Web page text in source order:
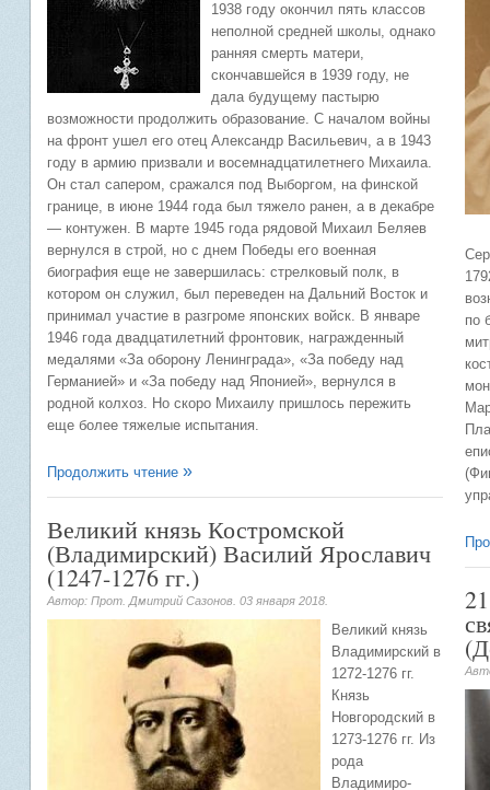
1938 году окончил пять классов
неполной средней школы, однако
ранняя смерть матери,
скончавшейся в 1939 году, не
дала будущему пастырю
возможности продолжить образование. С началом войны
на фронт ушел его отец Александр Васильевич, а в 1943
году в армию призвали и восемнадцатилетнего Михаила.
Он стал сапером, сражался под Выборгом, на финской
границе, в июне 1944 года был тяжело ранен, а в декабре
— контужен. В марте 1945 года рядовой Михаил Беляев
вернулся в строй, но с днем Победы его военная
биография еще не завершилась: стрелковый полк, в
котором он служил, был переведен на Дальний Восток и
принимал участие в разгроме японских войск. В январе
1946 года двадцатилетний фронтовик, награжденный
медалями «За оборону Ленинграда», «За победу над
Германией» и «За победу над Японией», вернулся в
родной колхоз. Но скоро Михаилу пришлось пережить
еще более тяжелые испытания.
Продолжить чтение
Великий князь Костромской
(Владимирский) Василий Ярославич
(1247-1276 гг.)
Автор: Прот. Дмитрий Сазонов. 03 января 2018
Великий князь
Владимирский в
1272-1276 гг.
Князь
Новгородский в
1273-1276 гг. Из
рода
Владимиро-
по